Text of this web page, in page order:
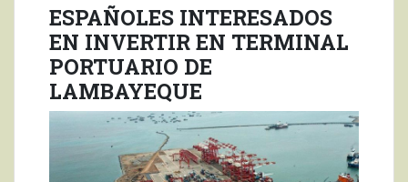
ESPAÑOLES INTERESADOS
EN INVERTIR EN TERMINAL
PORTUARIO DE
LAMBAYEQUE